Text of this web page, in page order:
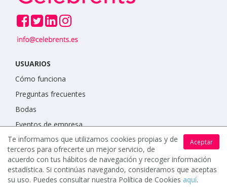
USUARIOS
Cómo funciona
Preguntas frecuentes
Bodas
Eventos de empresa
Fiestas infantiles
Ferias y Congresos
Celebraciones familiares
Otros Eventos & Celebraciones
Aceptar
Te informamos que utilizamos cookies propias y de
terceros para ofrecerte un mejor servicio, de
acuerdo con tus hábitos de navegación y recoger información
estadística. Si continúas navegando, consideramos que aceptas
su uso. Puedes consultar nuestra Política de Cookies aquí.